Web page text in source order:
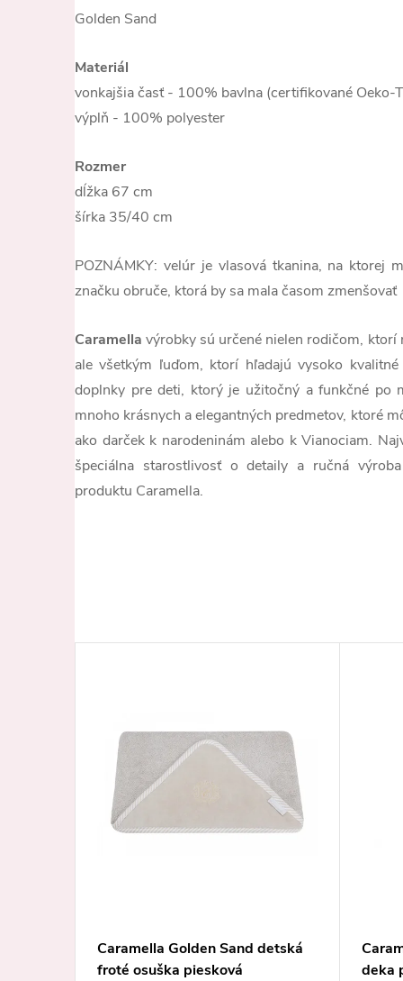
Golden Sand
Materiál
vonkajšia časť - 100% bavlna (certifikované
výplň - 100% polyester
Rozmer
dĺžka 67 cm
šírka 35/40 cm
POZNÁMKY: velúr je vlasová tkanina, na ktorej
značku obruče, ktorá by sa mala časom zmenšovať
Caramella výrobky sú určené nielen rodičom,
ale všetkým ľuďom, ktorí hľadajú vysoko
doplnky pre deti, ktorý je užitočný a funkčné po
mnoho krásnych a elegantných predmetov, ktoré
ako darček k narodeninám alebo k Vianociam.
špeciálna starostlivosť o detaily a ručná
produktu Caramella.
Caramella Golden Sand detská
froté osuška piesková
deka